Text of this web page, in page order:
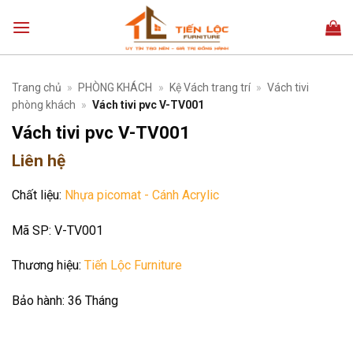
qua
Trang chủ » PHÒNG KHÁCH » Kệ Vách trang trí » Vách tivi
phòng khách » Vách tivi pvc V-TV001
Vách tivi pvc V-TV001
Liên hệ
Chất liệu: Nhựa picomat - Cánh Acrylic
Mã SP: V-TV001
Thương hiệu: Tiến Lộc Furniture
Bảo hành: 36 Tháng